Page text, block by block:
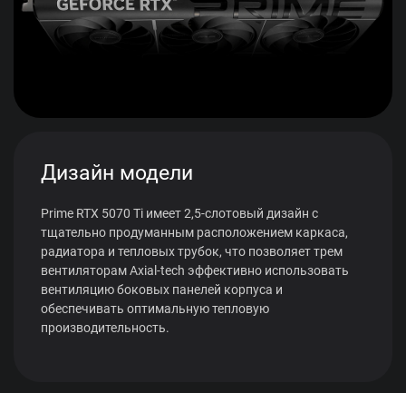
Дизайн модели
Prime RTX 5070 Ti имеет 2,5-слотовый дизайн с
тщательно продуманным расположением каркаса,
радиатора и тепловых трубок, что позволяет трем
вентиляторам Axial-tech эффективно использовать
вентиляцию боковых панелей корпуса и
обеспечивать оптимальную тепловую
производительность.